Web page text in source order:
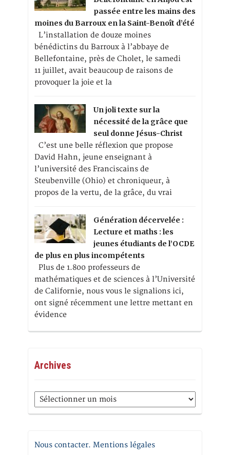
passée entre les mains des
moines du Barroux en la Saint-Benoît d’été
L’installation de douze moines
bénédictins du Barroux à l’abbaye de
Bellefontaine, près de Cholet, le samedi
11 juillet, avait beaucoup de raisons de
provoquer la joie et la
Un joli texte sur la
nécessité de la grâce que
seul donne Jésus-Christ
C’est une belle réflexion que propose
David Hahn, jeune enseignant à
l’université des Franciscains de
Steubenville (Ohio) et chroniqueur, à
propos de la vertu, de la grâce, du vrai
Génération décervelée :
Lecture et maths : les
jeunes étudiants de l’OCDE
de plus en plus incompétents
Plus de 1.800 professeurs de
mathématiques et de sciences à l’Université
de Californie, nous vous le signalions ici,
ont signé récemment une lettre mettant en
évidence
Archives
Archives
Nous contacter. Mentions légales